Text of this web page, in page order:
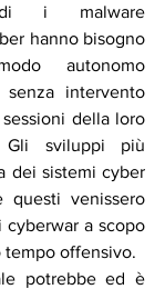
i malware
hanno bisogno
autonomo
senza intervento
della loro
Gli sviluppi più
dei sistemi cyber
questi venissero
a scopo
tempo offensivo.
potrebbe ed è